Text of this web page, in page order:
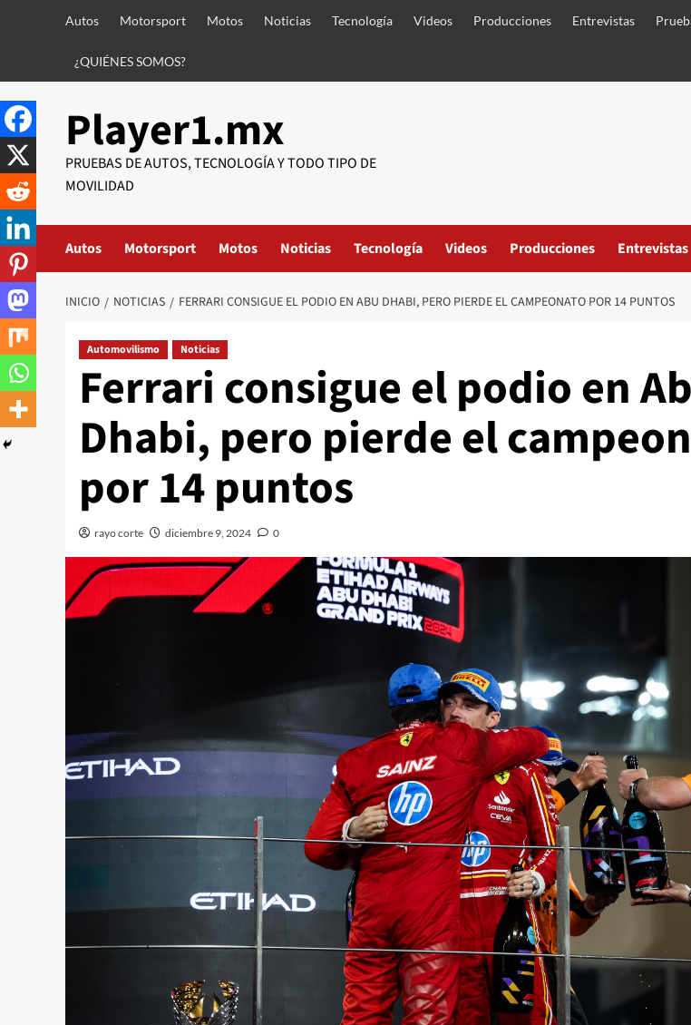
Autos Motorsport Motos Noticias Tecnología Videos Producciones Entrevistas
¿QUIÉNES SOMOS?
Player1.mx
PRUEBAS DE AUTOS, TECNOLOGÍA Y TODO TIPO DE
MOVILIDAD
Autos Motorsport Motos Noticias Tecnología Videos Producciones Entrevistas
INICIO NOTICIAS FERRARI CONSIGUE EL PODIO EN ABU DHABI, PERO PIERDE EL CAMPEONATO POR 14 PUNTOS
Automovilismo Noticias
Ferrari consigue el podio en
Dhabi, pero pierde el
por 14 puntos
rayo corte diciembre 9, 2024 0